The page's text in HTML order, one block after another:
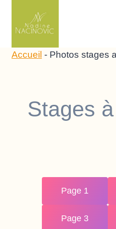
content
Accueil - Photos stages
Stages
Page 1
Page 3